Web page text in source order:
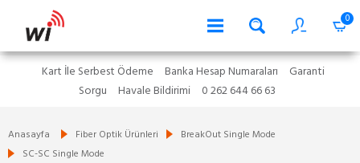
0
Kart İle Serbest Ödeme Banka Hesap Numaraları
Garanti
Sorgu
Havale Bildirimi 0 262 644 66 63
Anasayfa Fiber Optik Ürünleri
BreakOut Single Mode
SC-SC Single Mode